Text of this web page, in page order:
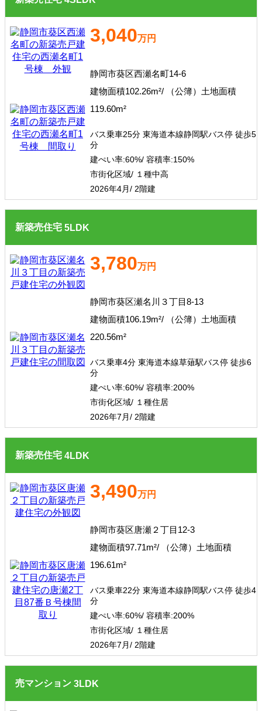
3,040万円
静岡市葵区西瀬名町14-6
建物面積102.26m²/ （公簿）土地面積
119.60m²
バス乗車25分 東海道本線静岡駅バス停 徒歩5
分
建ぺい率:60%/ 容積率:150%
市街化区域/ １種中高
2026年4月/ 2階建
新築売住宅 5LDK
3,780万円
静岡市葵区瀬名川３丁目8-13
建物面積106.19m²/ （公簿）土地面積
220.56m²
バス乗車4分 東海道本線草薙駅バス停 徒歩6
分
建ぺい率:60%/ 容積率:200%
市街化区域/ １種住居
2026年7月/ 2階建
新築売住宅 4LDK
3,490万円
静岡市葵区唐瀬２丁目12-3
建物面積97.71m²/ （公簿）土地面積
196.61m²
バス乗車22分 東海道本線静岡駅バス停 徒歩4
分
建ぺい率:60%/ 容積率:200%
市街化区域/ １種住居
2026年7月/ 2階建
売マンション 3LDK